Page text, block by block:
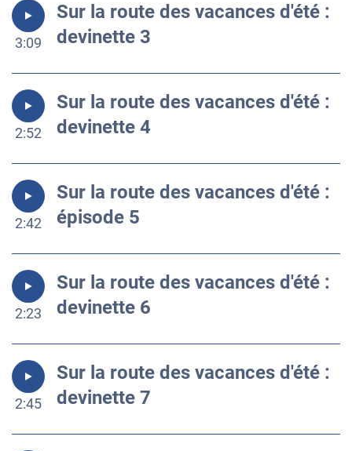
3:09
Sur la route des vacances d'été :
devinette 3
2:52
Sur la route des vacances d'été :
devinette 4
2:42
Sur la route des vacances d'été :
épisode 5
2:23
Sur la route des vacances d'été :
devinette 6
2:45
Sur la route des vacances d'été :
devinette 7